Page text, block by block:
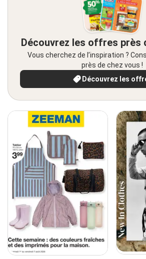
Découvrez les offres près
Vous cherchez de l’inspiration ?
près de chez vous !
Découvrez les